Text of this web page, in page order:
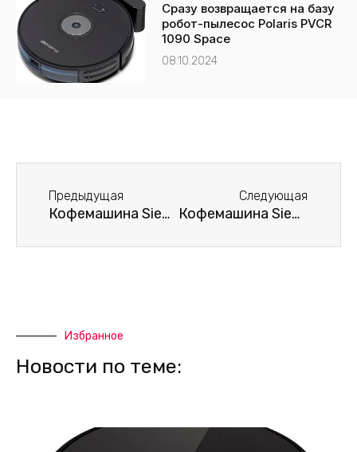
Сразу возвращается на базу
робот-пылесос Polaris PVCR
1090 Space
08.10.2024
Предыдущая
Кофемашина Siemens не включается
Следующая
Кофемашина Siemens заклинила
Избранное
Новости по теме: